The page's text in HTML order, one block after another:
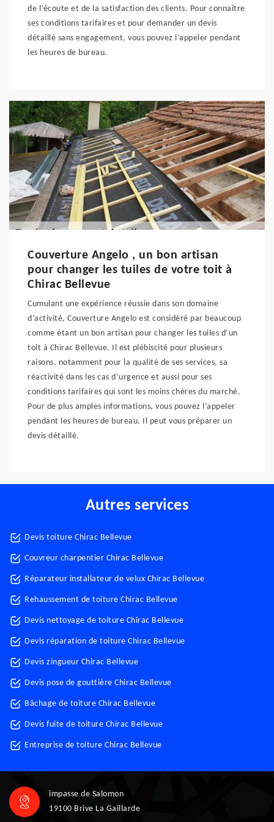
de l’écoute et de la satisfaction des clients. Pour connaître
ses conditions tarifaires et pour demander un devis
détaillé sans engagement, vous pouvez l’appeler pendant
les heures de bureau.
Couverture Angelo , un bon artisan
pour changer les tuiles de votre toit à
Chirac Bellevue
Cumulant une expérience réussie dans son domaine
d’activité, Couverture Angelo est considéré par beaucoup
comme étant un bon artisan pour changer les tuiles d’un
toit à Chirac Bellevue. Il est plébiscité pour plusieurs
raisons, notamment pour la qualité de ses services, sa
réactivité dans les cas d’urgence et aussi pour ses
conditions tarifaires qui sont les moins chères du marché.
Pour de plus amples informations, vous pouvez l’appeler
pendant les heures de bureau. Il peut vous préparer un
devis détaillé.
Autres services
Devis toiture Chirac Bellevue
Couvreur charpentier Chirac Bellevue
Réparateur installateur de velux Chirac Bellevue
Rehaussement de toiture Chirac Bellevue
Devis nettoyage de toiture Chirac Bellevue
Devis réparation de toiture Chirac Bellevue
Devis zingueur Chirac Bellevue
Devis pose de gouttière Chirac Bellevue
Bâchage de toiture Chirac Bellevue
Devis fuite de toiture Chirac Bellevue
Entreprise de toiture Chirac Bellevue
impasse de Salomon
19100 Brive La Gaillarde